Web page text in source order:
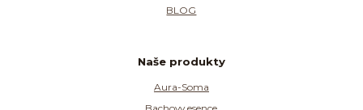
BLOG
Naše produkty
Aura-Soma